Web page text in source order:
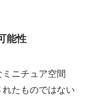
能性
ニチュア空間
たものではない